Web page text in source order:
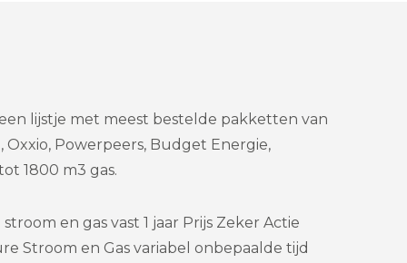
lijstje met meest bestelde pakketten van
Powerpeers, Budget Energie,
1800 m3 gas.
en gas vast 1 jaar Prijs Zeker Actie
Stroom en Gas variabel onbepaalde tijd